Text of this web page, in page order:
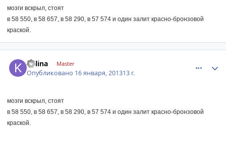
мозги вскрыл, стоят
в 58 550, в 58 657, в 58 290, в 57 574 и один залит красно-бронзовой
краской.
kalina Master
Опубликовано 16 января, 201313 г.
мозги вскрыл, стоят
в 58 550, в 58 657, в 58 290, в 57 574 и один залит красно-бронзовой
краской.